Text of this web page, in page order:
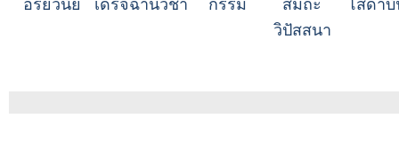
อริยวินัย เดรัจฉานวิชา กรรม
สมถะ
วิปัสสนา
โสดา